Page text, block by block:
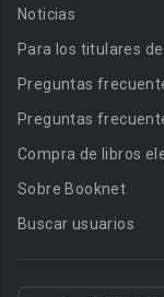
Noticias
Para los titulares
Preguntas
Preguntas
Compra de libros
Sobre Booknet
Buscar usuarios